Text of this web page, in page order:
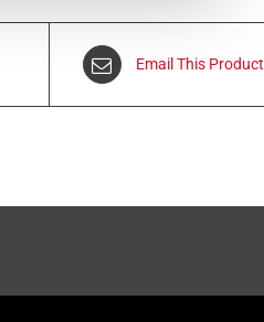
Email This Product